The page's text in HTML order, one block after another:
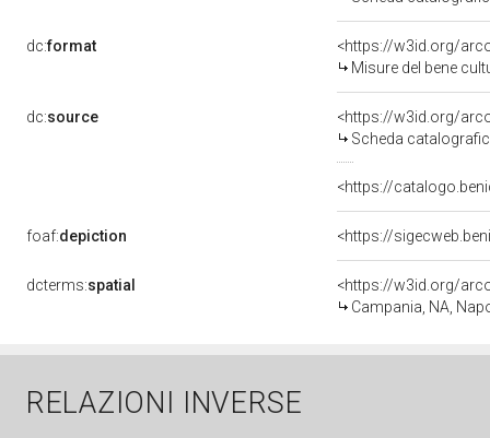
dc:format
<https://w3id.org/
Misure del bene
dc:source
<https://w3id.org/
Scheda
<https://
foaf:depiction <https://
dcterms:spatial
<https://w3id.org/
Campania, NA,
RELAZIONI INVERSE